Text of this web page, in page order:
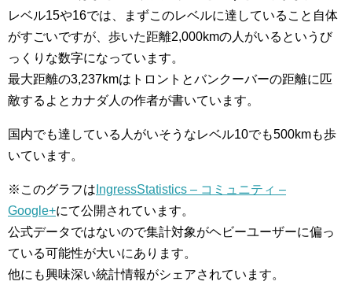
レベル15や16では、まずこのレベルに達していること自体
がすごいですが、歩いた距離2,000kmの人がいるというび
っくりな数字になっています。
最大距離の3,237kmはトロントとバンクーバーの距離に匹
敵するよとカナダ人の作者が書いています。
国内でも達している人がいそうなレベル10でも500kmも歩
いています。
※このグラフは IngressStatistics – コミュニティ –
Google+にて公開されています。
公式データではないので集計対象がヘビーユーザーに偏っ
ている可能性が大いにあります。
他にも興味深い統計情報がシェアされています。